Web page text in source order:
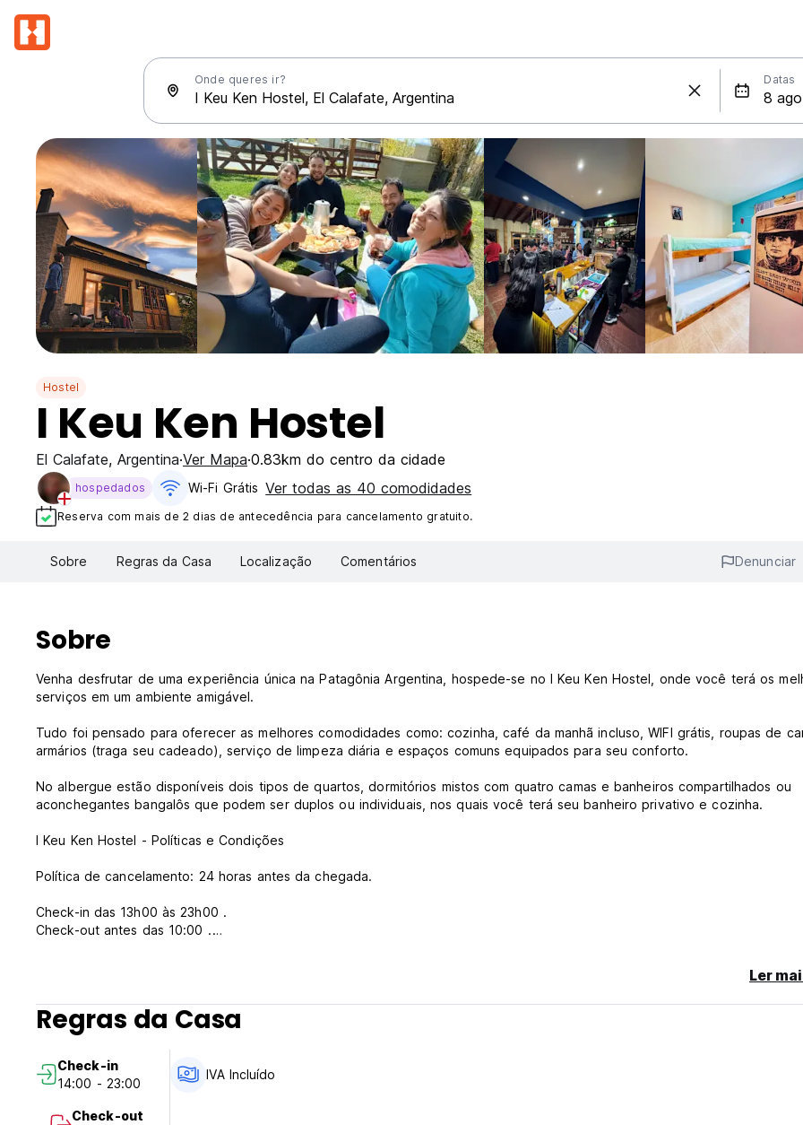
Onde queres ir? Datas
Hostel
I Keu Ken Hostel
El Calafate, Argentina Ver Mapa 0.83km do centro da cidade
hospedados Wi-Fi Grátis Ver todas as 40 comodidades
Reserva com mais de 2 dias de antecedência para cancelamento gratuito.
Sobre Regras da Casa Localização Comentários Denunciar
Sobre
Venha desfrutar de uma experiência única na Patagônia Argentina, hospede-se no I Keu Ken Hostel, onde você terá os
serviços em um ambiente amigável.
Tudo foi pensado para oferecer as melhores comodidades como: cozinha, café da manhã incluso, WIFI grátis, roupas de
armários (traga seu cadeado), serviço de limpeza diária e espaços comuns equipados para seu conforto.
No albergue estão disponíveis dois tipos de quartos, dormitórios mistos com quatro camas e banheiros compartilhados ou
aconchegantes bangalôs que podem ser duplos ou individuais, nos quais você terá seu banheiro privativo e cozinha.
I Keu Ken Hostel - Políticas e Condições
Política de cancelamento: 24 horas antes da chegada.
Check-in das 13h00 às 23h00 .
Check-out antes das 10:00 .
Em geral:
Recepção 24 horas.
Não fumante.
O período máximo de permanência é de 14 dias. (Auto-translated from original language)
Ler
Regras da Casa
Check-in
14:00 - 23:00
Check-out
IVA Incluído